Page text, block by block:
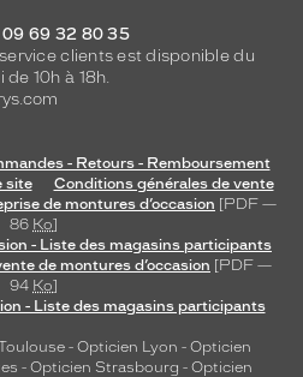
09 69 32 80 35
clients est disponible du
de 10h à 18h.
- Retours - Remboursement
site
Conditions générales de vente
de montures d’occasion [PDF —
86 Ko]
- Liste des magasins participants
de montures d’occasion [PDF —
94 Ko]
- Liste des magasins participants
- Opticien Lyon - Opticien
- Opticien Strasbourg - Opticien